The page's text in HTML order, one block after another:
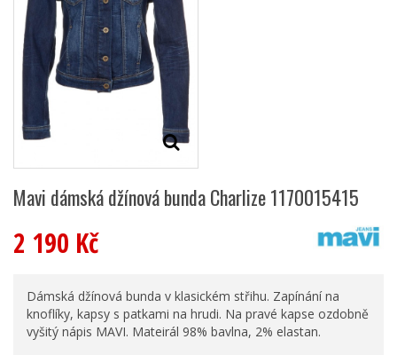
Mavi dámská džínová bunda Charlize 1170015415
2 190 Kč
Dámská džínová bunda v klasickém střihu. Zapínání na
knoflíky, kapsy s patkami na hrudi. Na pravé kapse ozdobně
vyšitý nápis MAVI. Mateirál 98% bavlna, 2% elastan.